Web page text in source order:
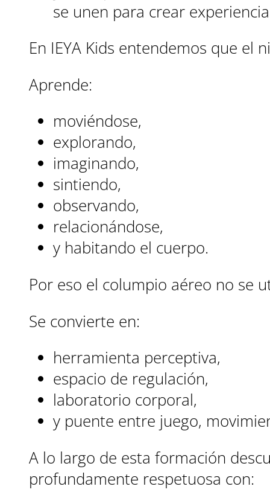
se unen para crear
En IEYA Kids entendemos que el
Aprende:
moviéndose,
explorando,
imaginando,
sintiendo,
observando,
relacionándose,
y habitando el cuerpo.
Por eso el columpio aéreo no se
Se convierte en:
herramienta perceptiva,
espacio de regulación,
laboratorio corporal,
y puente entre juego,
A lo largo de esta formación
profundamente respetuosa con: